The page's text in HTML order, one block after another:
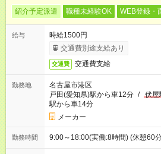
紹介予定派遣 職種未経験OK WEB登録・
給与
時給1500円
交通費別途支給あり
交通費 交通費支給
勤務地
名古屋市港区
戸田(愛知県)駅から車12分 / 伏屋
駅から車14分
メーカー
勤務時間 9:00～18:00(実働:8時間) (休憩60